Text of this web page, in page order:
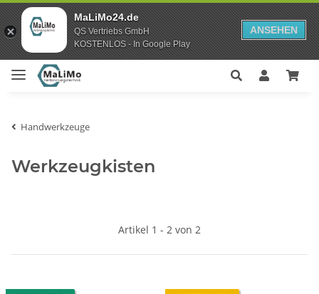
MaLiMo24.de
QS Vertriebs GmbH
KOSTENLOS - In Google Play
ANSEHEN
Handwerkzeuge
Werkzeugkisten
Artikel 1 - 2 von 2